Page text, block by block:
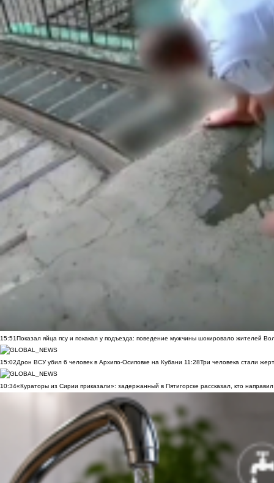
15:51Показал яйца псу и покакал у подъезда: поведение мужчины шокировало жителей
15:02Дрон ВСУ убил 6 человек в Архипо-Осиповке на Кубани 11:28Три человека стали
10:34«Кураторы из Сирии приказали»: задержанный в Пятигорске рассказал, кто направил